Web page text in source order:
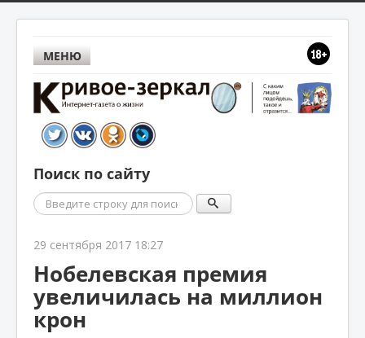
МЕНЮ
Поиск по сайту
Поиск
29 сентября 2017 18:27
Нобелевская премия
увеличилась на миллион
крон